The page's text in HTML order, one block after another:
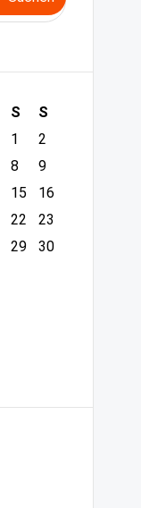
S
S
1
2
8
9
15
16
22
23
29
30